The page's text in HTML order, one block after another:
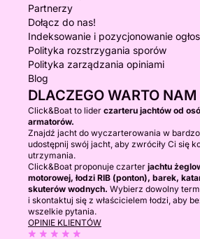
Partnerzy
Dołącz do nas!
Indeksowanie i pozycjonowanie
Polityka rozstrzygania sporów
Polityka zarządzania opiniami
Blog
DLACZEGO WARTO
Click&Boat to lider czarteru jachtów od
armatorów.
Znajdź jacht do wyczarterowania w
udostępnij swój jacht, aby zwróciły Ci się
utrzymania.
Click&Boat proponuje czarter jachtu
motorowej, łodzi RIB (ponton), barek,
skuterów wodnych. Wybierz dowolny
i skontaktuj się z właścicielem łodzi, aby
wszelkie pytania.
OPINIE KLIENTÓW